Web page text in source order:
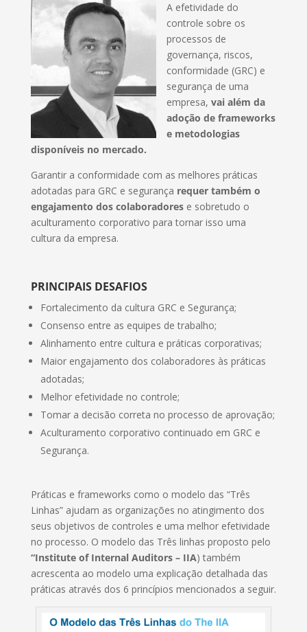
A efetividade do
controle sobre os
processos de
governança, riscos,
conformidade (GRC) e
segurança de uma
empresa, vai além da
adoção de frameworks
e metodologias
disponíveis no mercado.
Garantir a conformidade com as melhores práticas
adotadas para GRC e segurança requer também o
engajamento dos colaboradorese sobretudo o
aculturamento corporativo para tornar isso uma
cultura da empresa.
PRINCIPAIS DESAFIOS
Fortalecimento da cultura GRC e Segurança;
Consenso entre as equipes de trabalho;
Alinhamento entre cultura e práticas corporativas;
Maior engajamento dos colaboradores às práticas
adotadas;
Melhor efetividade no controle;
Tomar a decisão correta no processo de aprovação;
Aculturamento corporativo continuado em GRC e
Segurança.
Práticas e frameworks como o modelo das “Três
Linhas” ajudam as organizações no atingimento dos
seus objetivos de controles e uma melhor efetividade
no processo. O modelo das Três linhas proposto pelo
“Institute of Internal Auditors – IIA) também
acrescenta ao modelo uma explicação detalhada das
práticas através dos 6 princípios mencionados a seguir.